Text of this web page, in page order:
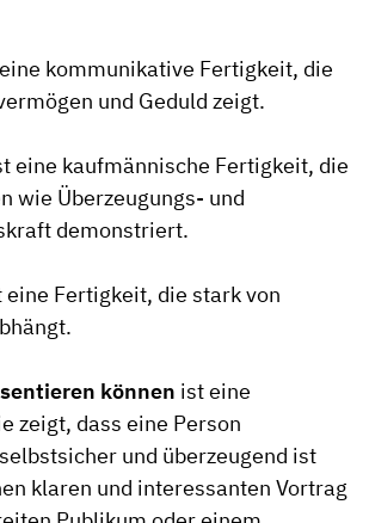
kommunikative Fertigkeit, die
und Geduld zeigt.
eine kaufmännische Fertigkeit, die
wie Überzeugungs- und
demonstriert.
eine Fertigkeit, die stark von
können ist eine
zeigt, dass eine Person
und überzeugend ist
klaren und interessanten Vortrag